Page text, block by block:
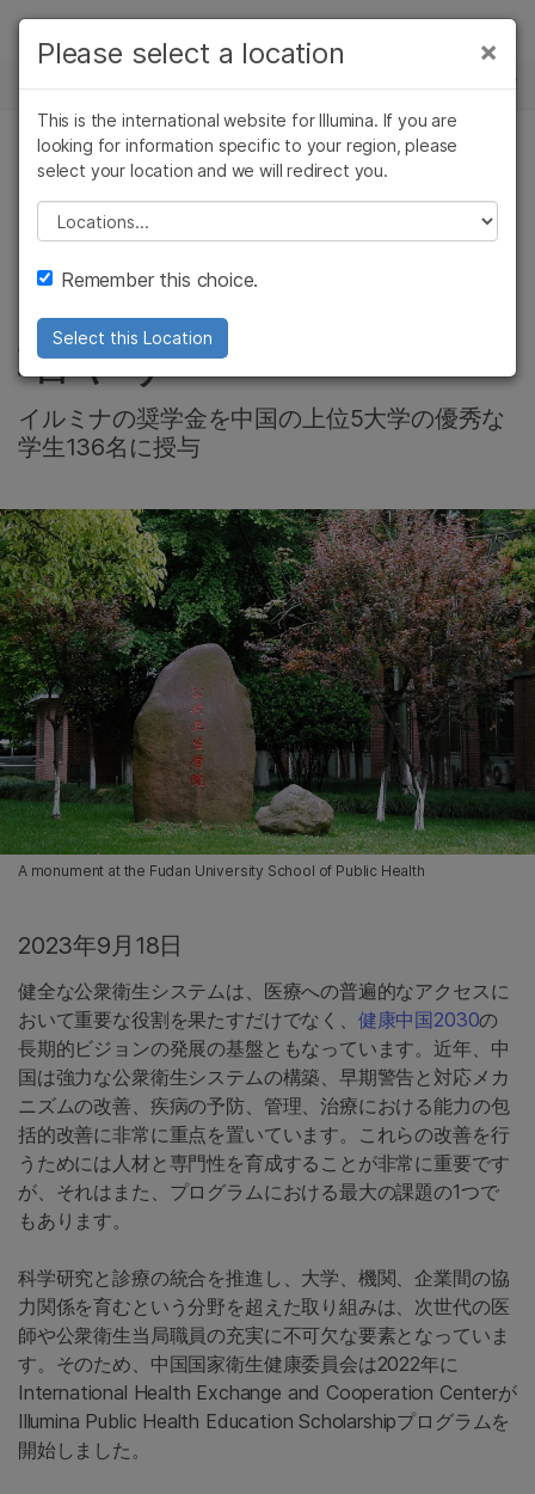
Skip to content
ソリューション
ラーニング
企業情報
サポート
お気に入りの分野を選択
ニュースセンター
プレシジョンヘルス, 会社情報, コミュニティー
中国の公衆衛生のた
め、有能な研究者を
増やす
イルミナの奨学金を中国の上位5大学の優秀な
学生136名に授与
A monument at the Fudan University School of Public Health
2023年9月18日
健全な公衆衛生システムは、医療への普遍的なアクセスに
おいて重要な役割を果たすだけでなく、 健康中国2030の
長期的ビジョンの発展の基盤ともなっています。近年、中
国は強力な公衆衛生システムの構築、早期警告と対応メカ
ニズムの改善、疾病の予防、管理、治療における能力の包
括的改善に非常に重点を置いています。これらの改善を行
うためには人材と専門性を育成することが非常に重要です
が、それはまた、プログラムにおける最大の課題の1つで
もあります。
科学研究と診療の統合を推進し、大学、機関、企業間の協
力関係を育むという分野を超えた取り組みは、次世代の医
師や公衆衛生当局職員の充実に不可欠な要素となっていま
す。そのため、中国国家衛生健康委員会は2022年に
International Health Exchange and Cooperation Centerが
Illumina Public Health Education Scholarshipプログラムを
開始しました。
×
Please select a location
This is the international website for Illumina. If you are
looking for information specific to your region, please
select your location and we will redirect you.
Please select a location
Remember this choice.
Select this Location
×
がん研究
微生物研究
農学研究
複雑な疾患
臨床オンコロジー
生殖医学
患研究